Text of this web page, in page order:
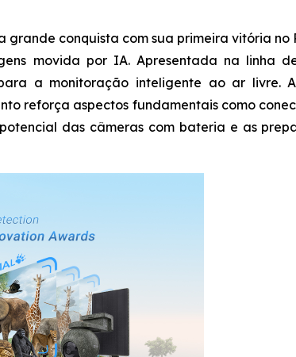
grande conquista com sua primeira vitória
movida por IA. Apresentada na linha
a monitoração inteligente ao ar livre.
reforça aspectos fundamentais como
das câmeras com bateria e as